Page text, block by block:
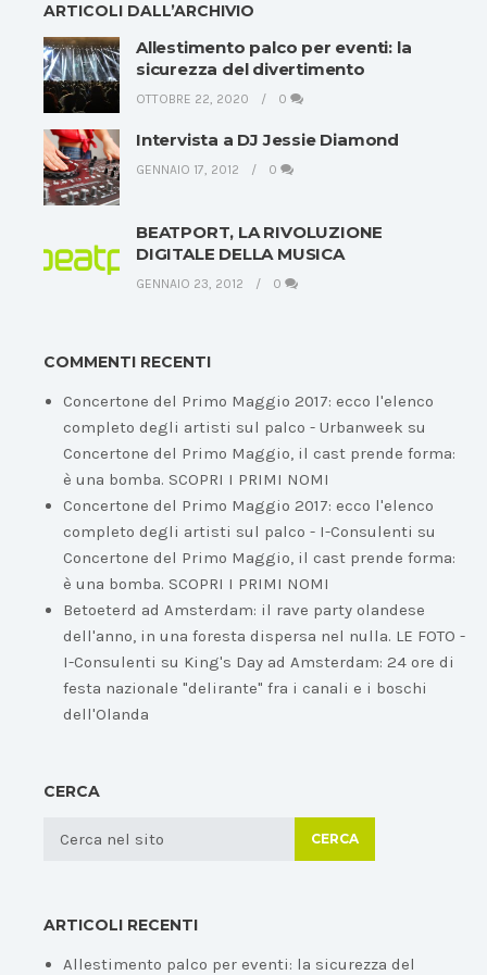
ARTICOLI DALL’ARCHIVIO
Allestimento palco per eventi: la
sicurezza del divertimento
OTTOBRE 22, 2020 0
Intervista a DJ Jessie Diamond
GENNAIO 17, 2012 0
BEATPORT, LA RIVOLUZIONE
DIGITALE DELLA MUSICA
GENNAIO 23, 2012 0
COMMENTI RECENTI
Concertone del Primo Maggio 2017: ecco l'elenco
completo degli artisti sul palco - Urbanweek su
Concertone del Primo Maggio, il cast prende forma:
è una bomba. SCOPRI I PRIMI NOMI
Concertone del Primo Maggio 2017: ecco l'elenco
completo degli artisti sul palco - I-Consulenti su
Concertone del Primo Maggio, il cast prende forma:
è una bomba. SCOPRI I PRIMI NOMI
Betoeterd ad Amsterdam: il rave party olandese
dell'anno, in una foresta dispersa nel nulla. LE FOTO -
I-Consulenti su King's Day ad Amsterdam: 24 ore di
festa nazionale "delirante" fra i canali e i boschi
dell'Olanda
CERCA
CERCA
ARTICOLI RECENTI
Allestimento palco per eventi: la sicurezza del